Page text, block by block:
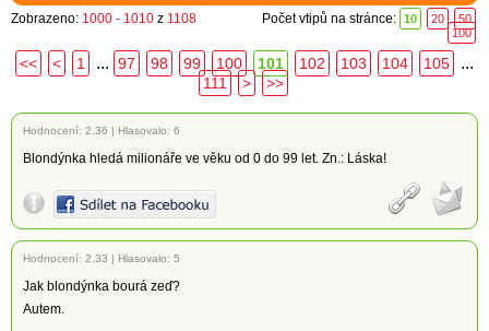
Zobrazeno: 1000 - 1010 z 1108 Počet vtipů na stránce: 10 20
50
100
<< < 1 ... 97 98 99 100 101 102 103 104 105 ...
111 > >>
Hodnocení: 2.36 | Hlasovalo: 6
Blondýnka hledá milionáře ve věku od 0 do 99 let. Zn.: Láska!
Hodnocení: 2.33 | Hlasovalo: 5
Jak blondýnka bourá zeď?
Autem.